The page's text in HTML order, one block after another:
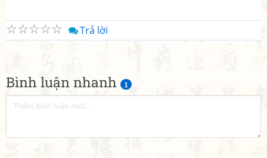
Bình luận nhanh 1
☆
☆
☆
☆
☆ Trả lời